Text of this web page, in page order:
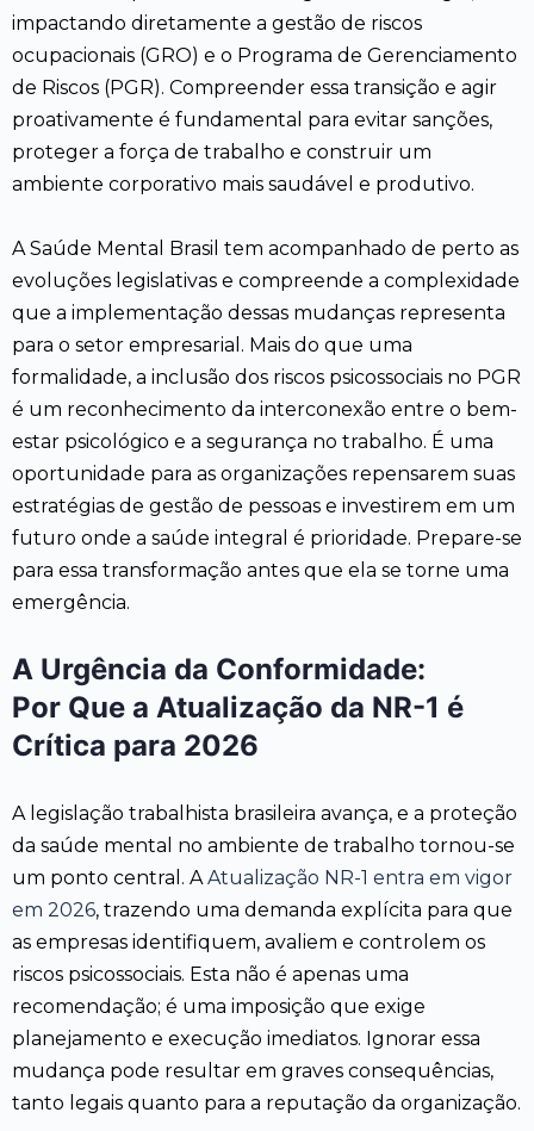
impactando diretamente a gestão de riscos
ocupacionais (GRO) e o Programa de Gerenciamento
de Riscos (PGR). Compreender essa transição e agir
proativamente é fundamental para evitar sanções,
proteger a força de trabalho e construir um
ambiente corporativo mais saudável e produtivo.
A Saúde Mental Brasil tem acompanhado de perto as
evoluções legislativas e compreende a complexidade
que a implementação dessas mudanças representa
para o setor empresarial. Mais do que uma
formalidade, a inclusão dos riscos psicossociais no PGR
é um reconhecimento da interconexão entre o bem-
estar psicológico e a segurança no trabalho. É uma
oportunidade para as organizações repensarem suas
estratégias de gestão de pessoas e investirem em um
futuro onde a saúde integral é prioridade. Prepare-se
para essa transformação antes que ela se torne uma
emergência.
A Urgência da Conformidade:
Por Que a Atualização da NR-1 é
Crítica para 2026
A legislação trabalhista brasileira avança, e a proteção
da saúde mental no ambiente de trabalho tornou-se
um ponto central. AAtualização NR-1 entra em vigor
em 2026, trazendo uma demanda explícita para que
as empresas identifiquem, avaliem e controlem os
riscos psicossociais. Esta não é apenas uma
recomendação; é uma imposição que exige
planejamento e execução imediatos. Ignorar essa
mudança pode resultar em graves consequências,
tanto legais quanto para a reputação da organização.